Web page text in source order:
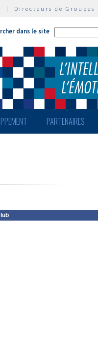
| Directeurs de Groupes
dans le site
PARTENAIRES